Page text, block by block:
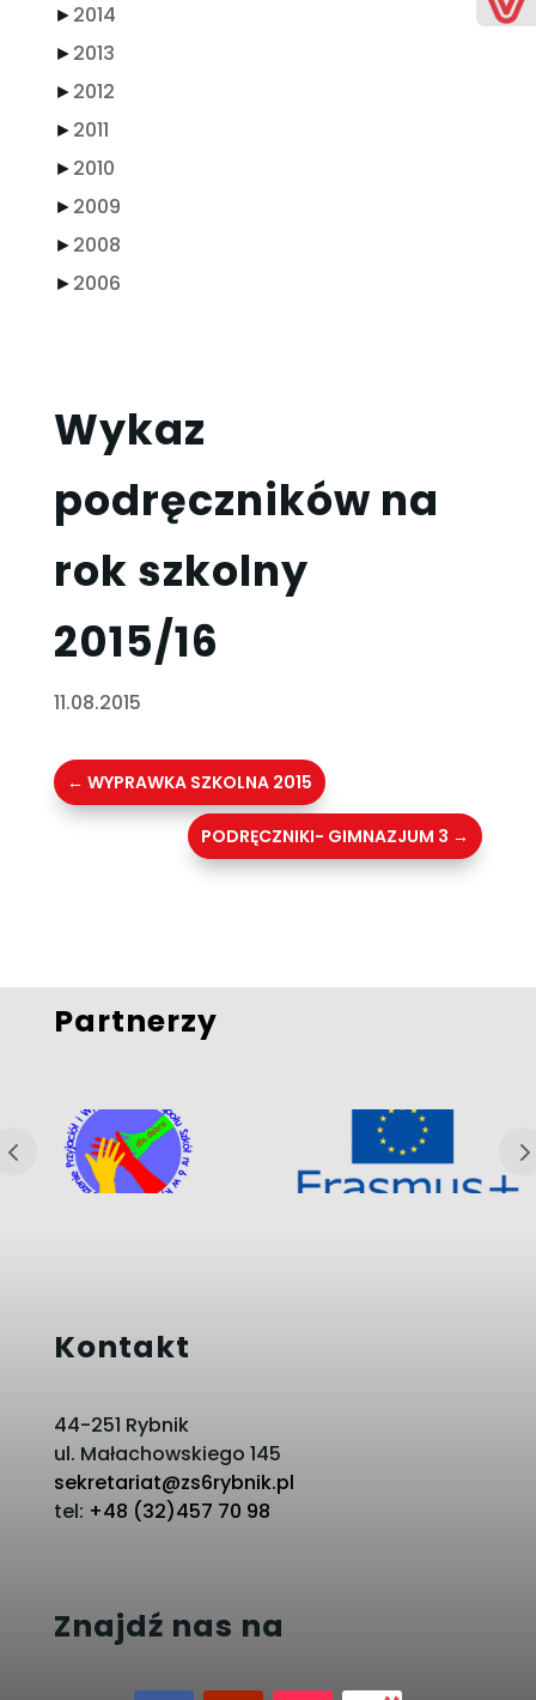
►2014
►2013
►2012
►2011
►2010
►2009
►2008
►2006
Wykaz
podręczników na
rok szkolny
2015/16
11.08.2015
← WYPRAWKA SZKOLNA 2015
PODRĘCZNIKI- GIMNAZJUM 3 →
Partnerzy
Kontakt
44-251 Rybnik
ul. Małachowskiego 145
sekretariat@zs6rybnik.pl
tel: +48 (32)457 70 98
Znajdź nas na